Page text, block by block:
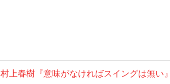
次
村上春樹『意味がなければスイングは無い』